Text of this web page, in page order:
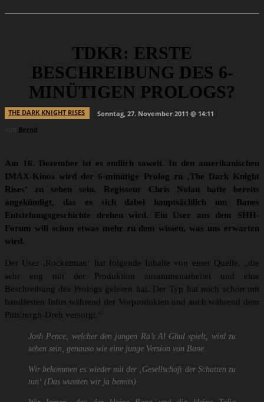
TDKR: ERSTE
BESCHREIBUNG DES 6-
MINÜTIGEN PROLOGS?
THE DARK KNIGHT RISES
Sonntag, 27. November 2011 @ 14:11
von Bernd
Am 16. Dezember ist es endlich soweit. In den amerikanischen
IMAX-Kinos wird der 6-minütige Prolog zu ‚The Dark Knight
Rises‘ zu sehen sein. Regisseur Chris Nolan hatte bereits
angekündigt, das es sich dabei hauptsächlich um Banes
Entstehungsgeschichte drehen wird. Ein User aus dem SHH-
Forum will schon etwas mehr zu dem wissen, was uns erwarten
wird.
Der User ‚Rocketman‘ hat folgende Inhalte von einer Quelle, „die
sehr eng mit der Produktion zusammenarbeitet und eine
Beschreibung des Prologs gelesen hat. Der Typ hat mich schon mit
handfesten Infos während der Vorprodukten und auch während dem
Pittsburgh-Dreh versorgt.“
Josh Pence, welcher den jungen Ra’s Al Ghul spielt, wird zu
sehen sein, genauso wie eine junge Version von Bane.
Wir bekommen es wieder mit der ‚Gesellschaft der Schatten zu
tun‘ (Das wussten wir ja bereits)